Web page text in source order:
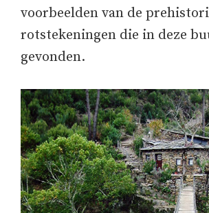
voorbeelden van de
rotstekeningen die in deze
gevonden.